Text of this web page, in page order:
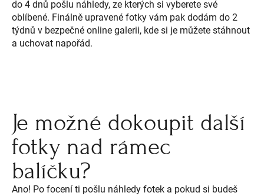
do 4 dnů pošlu náhledy, ze kterých si vyberete své
oblíbené. Finálně upravené fotky vám pak dodám do 2
týdnů v bezpečné online galerii, kde si je můžete stáhnout
a uchovat napořád.
Je možné dokoupit další
fotky nad rámec
balíčku?
Ano! Po focení ti pošlu náhledy fotek a pokud si budeš